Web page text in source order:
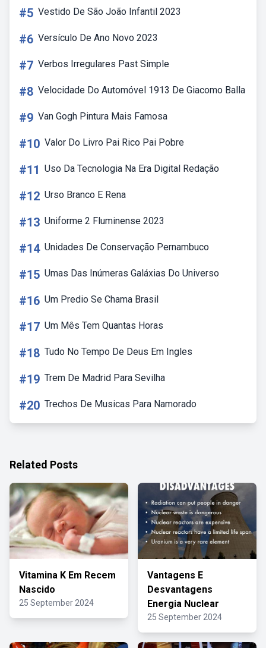
#5 Vestido De São João Infantil 2023
#6 Versículo De Ano Novo 2023
#7 Verbos Irregulares Past Simple
#8 Velocidade Do Automóvel 1913 De Giacomo Balla
#9 Van Gogh Pintura Mais Famosa
#10 Valor Do Livro Pai Rico Pai Pobre
#11 Uso Da Tecnologia Na Era Digital Redação
#12 Urso Branco E Rena
#13 Uniforme 2 Fluminense 2023
#14 Unidades De Conservação Pernambuco
#15 Umas Das Inúmeras Galáxias Do Universo
#16 Um Predio Se Chama Brasil
#17 Um Mês Tem Quantas Horas
#18 Tudo No Tempo De Deus Em Ingles
#19 Trem De Madrid Para Sevilha
#20 Trechos De Musicas Para Namorado
Related Posts
Vitamina K Em Recem
Nascido
25 September 2024
Vantagens E
Desvantagens
Energia Nuclear
25 September 2024